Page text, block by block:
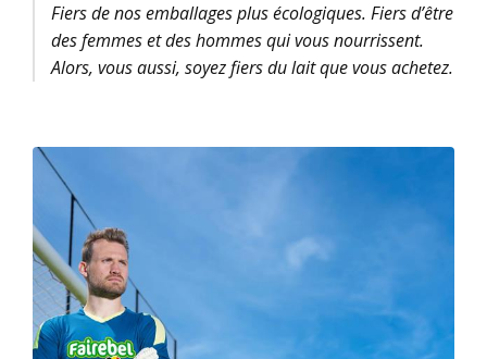
Fiers de nos emballages plus écologiques. Fiers d’être
des femmes et des hommes qui vous nourrissent.
Alors, vous aussi, soyez fiers du lait que vous achetez.